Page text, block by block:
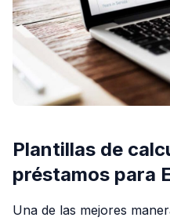
Plantillas de
préstamos para
Una de las mejores